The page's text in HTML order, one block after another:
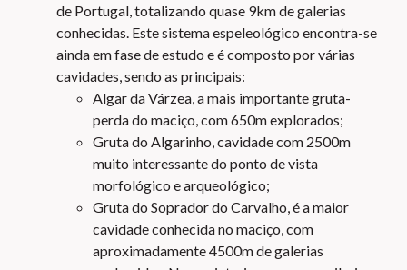
de Portugal, totalizando quase 9km de galerias
conhecidas. Este sistema espeleológico encontra-se
ainda em fase de estudo e é composto por várias
cavidades, sendo as principais:
Algar da Várzea, a mais importante gruta-
perda do maciço, com 650m explorados;
Gruta do Algarinho, cavidade com 2500m
muito interessante do ponto de vista
morfológico e arqueológico;
Gruta do Soprador do Carvalho, é a maior
cavidade conhecida no maciço, com
aproximadamente 4500m de galerias